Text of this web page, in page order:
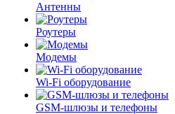
Антенны
Роутеры
Модемы
Wi-Fi оборудование
GSM-шлюзы и телефоны